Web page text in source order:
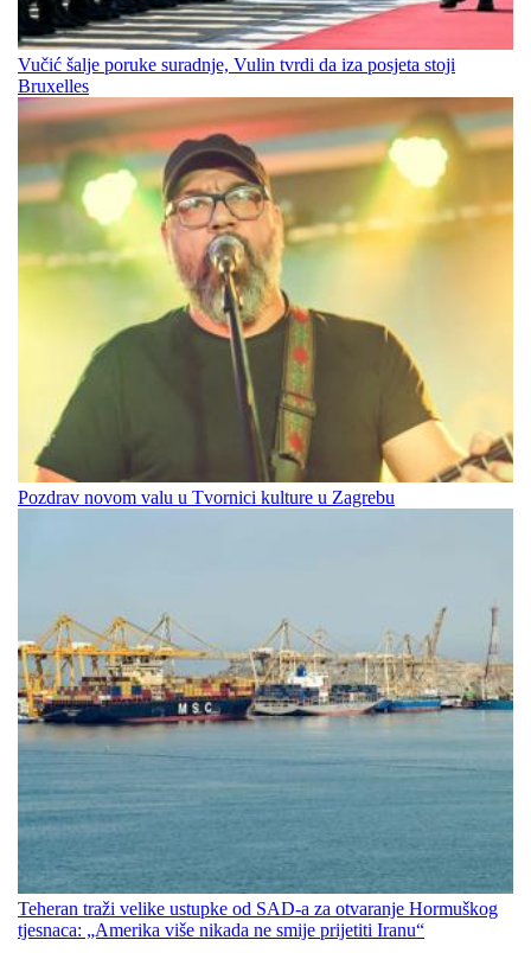
Vučić šalje poruke suradnje, Vulin tvrdi da iza posjeta stoji
Bruxelles
Pozdrav novom valu u Tvornici kulture u Zagrebu
Teheran traži velike ustupke od SAD-a za otvaranje Hormuškog
tjesnaca: „Amerika više nikada ne smije prijetiti Iranu“